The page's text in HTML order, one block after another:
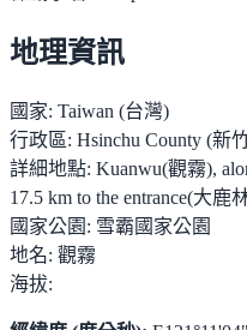
地理資訊
國家: Taiwan (台灣)
行政區: Hsinchu County (新
詳細地點: Kuanwu(觀霧),
17.5 km to the entrance(大鹿
國家公園: 雪霸國家公園
地名: 觀霧
海拔: